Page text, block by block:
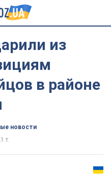
из
в районе
новости
т.